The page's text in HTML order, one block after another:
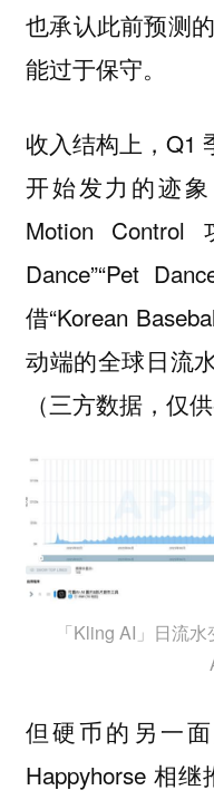
也承认此前预测
能过于保守。
收入结构上，Q1
开始发力的迹
Motion
Dance”“Pet
借“Korean
动端的全球日流
（三方数据，仅
「Kling AI」日流
但硬币的另一面
Happyhorse 相